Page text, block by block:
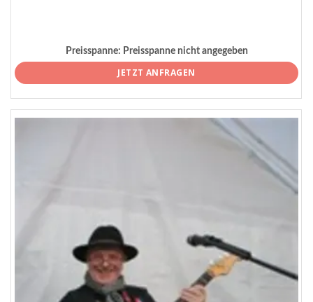
Preisspanne: Preisspanne nicht angegeben
JETZT ANFRAGEN